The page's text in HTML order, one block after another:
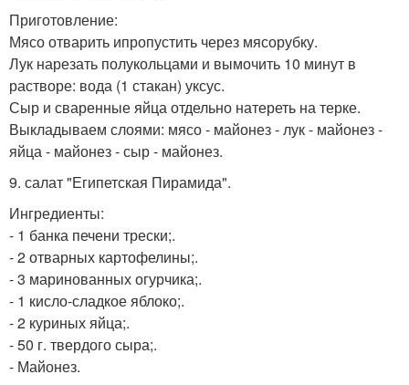
Приготовление:
Мясо отварить ипропустить через мясорубку.
Лук нарезать полукольцами и вымочить 10 минут в
растворе: вода (1 стакан) уксус.
Сыр и сваренные яйца отдельно натереть на терке.
Выкладываем слоями: мясо - майонез - лук - майонез -
яйца - майонез - сыр - майонез.
9. салат "Египетская Пирамида".
Ингредиенты:
- 1 банка печени трески;.
- 2 отварных картофелины;.
- 3 маринованных огурчика;.
- 1 кисло-сладкое яблоко;.
- 2 куриных яйца;.
- 50 г. твердого сыра;.
- Майонез.